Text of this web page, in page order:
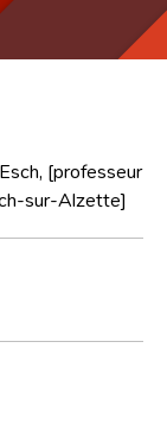
[professeur
sur-Alzette]